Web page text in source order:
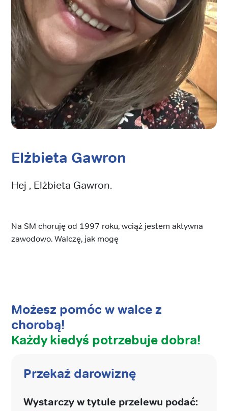
Elżbieta Gawron
Hej , Elżbieta Gawron.
Na SM choruję od 1997 roku, wciąż jestem aktywna
zawodowo. Walczę, jak mogę
Możesz pomóc w walce z
chorobą!
Każdy kiedyś potrzebuje dobra!
Przekaż darowiznę
Wystarczy w tytule przelewu podać: